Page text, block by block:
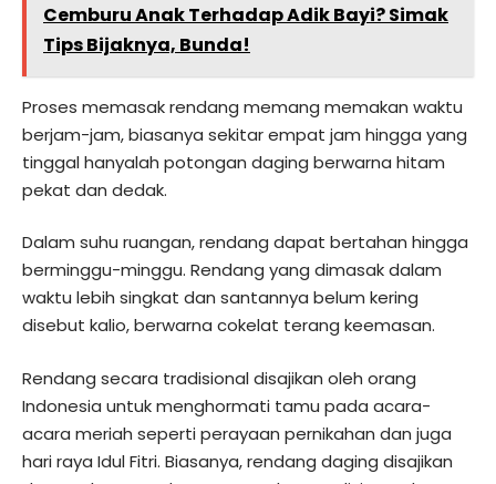
Cemburu Anak Terhadap Adik Bayi? Simak
Tips Bijaknya, Bunda!
Proses memasak rendang memang memakan waktu
berjam-jam, biasanya sekitar empat jam hingga yang
tinggal hanyalah potongan daging berwarna hitam
pekat dan dedak.
Dalam suhu ruangan, rendang dapat bertahan hingga
berminggu-minggu. Rendang yang dimasak dalam
waktu lebih singkat dan santannya belum kering
disebut kalio, berwarna cokelat terang keemasan.
Rendang secara tradisional disajikan oleh orang
Indonesia untuk menghormati tamu pada acara-
acara meriah seperti perayaan pernikahan dan juga
hari raya Idul Fitri. Biasanya, rendang daging disajikan